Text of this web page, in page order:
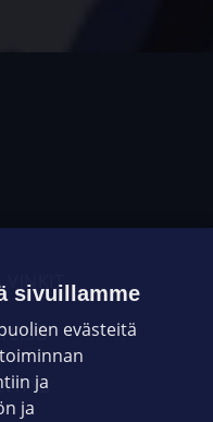
VINKIT
sivuillamme
evästeitä
ja
ja